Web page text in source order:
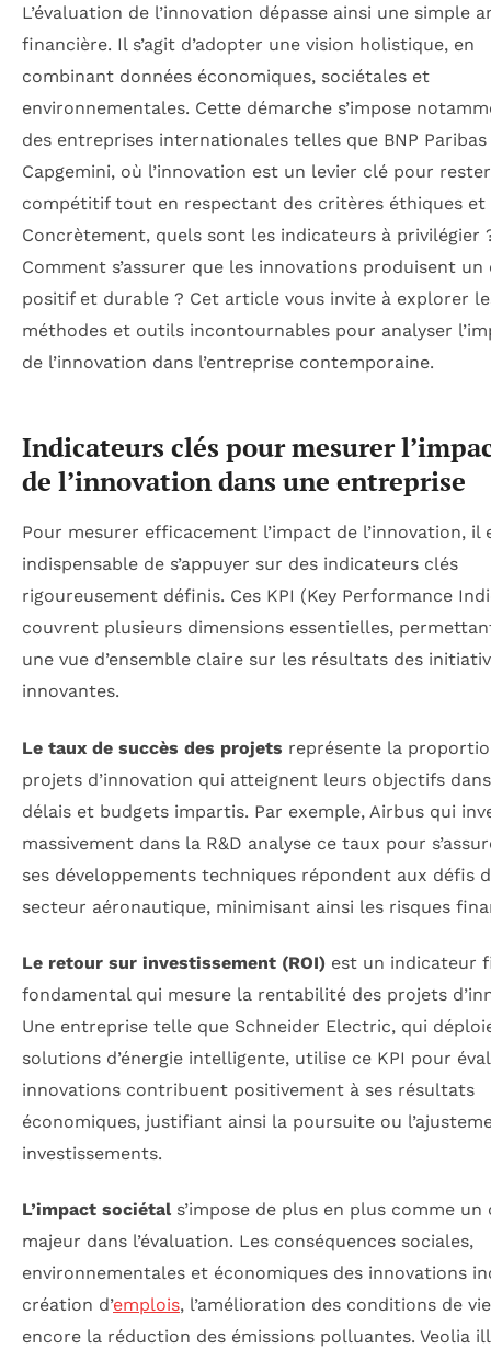
L’évaluation de l’innovation dépasse ainsi une simple
financière. Il s’agit d’adopter une vision holistique, en
combinant données économiques, sociétales et
environnementales. Cette démarche s’impose
des entreprises internationales telles que BNP
Capgemini, où l’innovation est un levier clé pour rester
compétitif tout en respectant des critères éthiques et
Concrètement, quels sont les indicateurs à privilégier
Comment s’assurer que les innovations produisent
positif et durable ? Cet article vous invite à explorer
méthodes et outils incontournables pour analyser
de l’innovation dans l’entreprise contemporaine.
Indicateurs clés pour mesurer
de l’innovation dans une entreprise
Pour mesurer efficacement l’impact de l’innovation, il
indispensable de s’appuyer sur des indicateurs clés
rigoureusement définis. Ces KPI (Key Performance
couvrent plusieurs dimensions essentielles,
une vue d’ensemble claire sur les résultats des
innovantes.
Le taux de succès des projets représente la
projets d’innovation qui atteignent leurs objectifs
délais et budgets impartis. Par exemple, Airbus qui
massivement dans la R&D analyse ce taux pour
ses développements techniques répondent aux défis
secteur aéronautique, minimisant ainsi les risques
Le retour sur investissement (ROI) est un indicateur
fondamental qui mesure la rentabilité des projets
Une entreprise telle que Schneider Electric, qui
solutions d’énergie intelligente, utilise ce KPI pour
innovations contribuent positivement à ses résultats
économiques, justifiant ainsi la poursuite ou
investissements.
L’impact sociétals’impose de plus en plus comme un
majeur dans l’évaluation. Les conséquences sociales,
environnementales et économiques des innovations
création d’emplois, l’amélioration des conditions de
encore la réduction des émissions polluantes. Veolia